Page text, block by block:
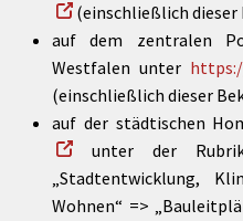
(einschließlich
auf dem zentralen
Westfalen unter
(einschließlich dieser
auf der städtischen
unter der
„Stadtentwicklung,
Wohnen“ =>